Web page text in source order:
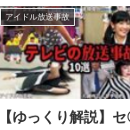
切り抜き
アイドル放送事故
【ゆっくり解説】